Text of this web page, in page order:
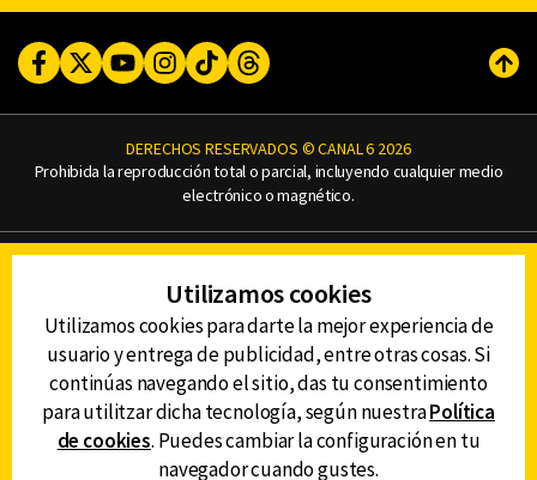
FacebookTwitterYoutubeInstagram
TikTokThreads
DERECHOS RESERVADOS © CANAL 6 2026
Prohibida la reproducción total o parcial, incluyendo cualquier medio
electrónico o magnético.
AVISO DE PRIVACIDAD
AVISO LEGAL
DEFENSORÍA DE LAS AUDIENCIAS
DESCARGA LA APP DE CANAL 6
Utilizamos cookies
Utilizamos cookies para darte la mejor experiencia de
usuario y entrega de publicidad, entre otras cosas. Si
continúas navegando el sitio, das tu consentimiento
para utilitzar dicha tecnología, según nuestraPolítica
de cookies. Puedes cambiar la configuración en tu
navegador cuando gustes.